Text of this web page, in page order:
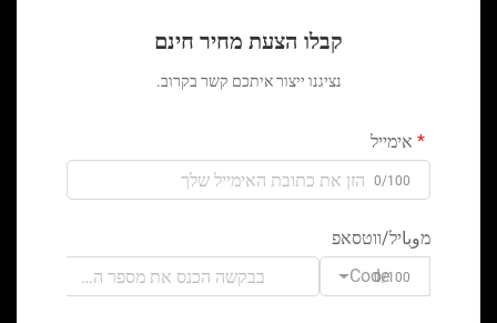
קבלו הצעת מחיר חינם
נציגנו ייצור איתכם קשר בקרוב.
אימייל
0/100
מوباיל/ווטסאפ
Code0/100